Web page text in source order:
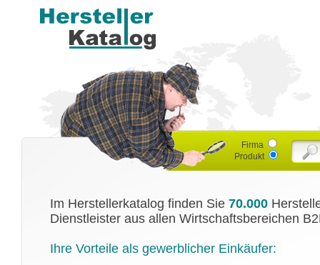
Firma
Produkt
Im Herstellerkatalog finden Sie 70.000
Dienstleister aus allen Wirtschaftsbereichen
Ihre Vorteile als gewerblicher Einkäufer: